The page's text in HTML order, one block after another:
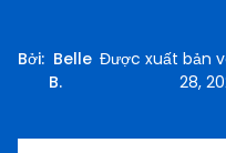
Bởi: Belle
B.
Được xuất bản
28,